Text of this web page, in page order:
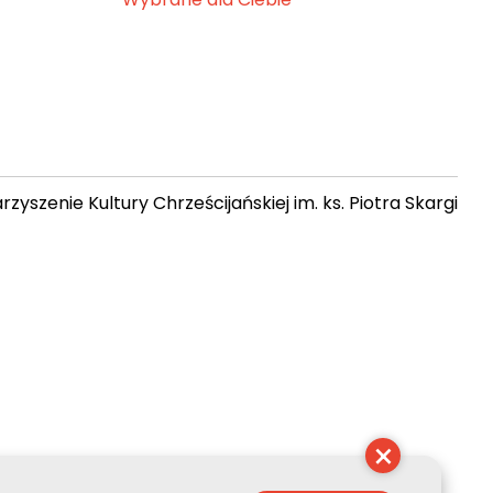
Kultury Chrześcijańskiej im. ks. Piotra Skargi
×